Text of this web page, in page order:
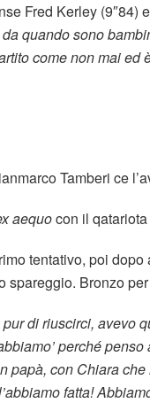
Fred Kerley (9″84)
quando sono
come non mai ed
Tamberi ce
aequocon il
tentativo, poi
spareggio. Bronzo
di riuscirci, avevo
perché
papà, con Chiara
fatta!